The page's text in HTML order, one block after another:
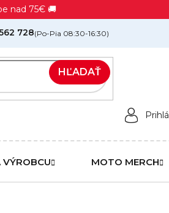
nad 75€ 🚚
728(Po-Pia 08:30-16:30)
HĽADAŤ
MOTO MERCH